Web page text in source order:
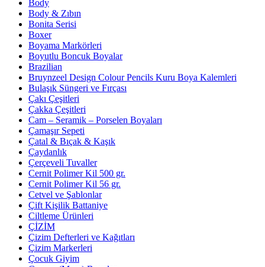
Body
Body & Zıbın
Bonita Serisi
Boxer
Boyama Markörleri
Boyutlu Boncuk Boyalar
Brazilian
Bruynzeel Design Colour Pencils Kuru Boya Kalemleri
Bulaşık Süngeri ve Fırçası
Çakı Çeşitleri
Çakka Çeşitleri
Cam – Seramik – Porselen Boyaları
Çamaşır Sepeti
Çatal & Bıçak & Kaşık
Çaydanlık
Çerçeveli Tuvaller
Cernit Polimer Kil 500 gr.
Cernit Polimer Kil 56 gr.
Cetvel ve Şablonlar
Çift Kişilik Battaniye
Ciltleme Ürünleri
ÇİZİM
Çizim Defterleri ve Kağıtları
Çizim Markerleri
Çocuk Giyim